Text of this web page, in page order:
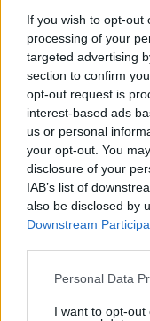
If you wish to opt-out
processing of your
targeted advertising
section to confirm
opt-out request is
interest-based ads
us or personal
your opt-out. You
disclosure of your
IAB’s list of
also be disclosed by
Downstream
Please note that this
not limited to your
Personal Data
I want to opt-
Jim Curry: Borbély
Lizzie Curry:
Starbuck:Bede-
File:Szirtes Balázs
A sheriff:Zsuzsa
Díszlet:
Jelmez:Veréb Dia
Jelmez-kivitelező:
A rendező
Rendező:Czeizel